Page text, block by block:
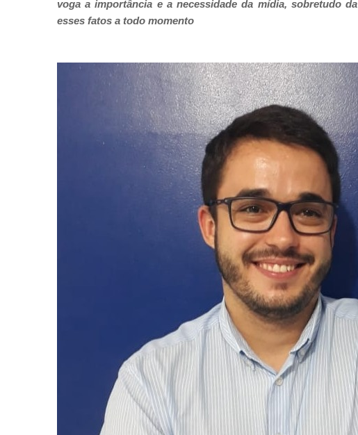
voga a importância e a necessidade da mídia, sobretudo
esses fatos a todo momento